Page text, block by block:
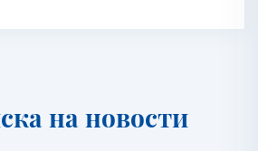
на новости